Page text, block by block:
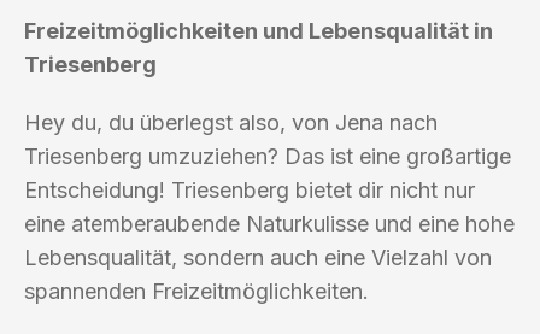
Freizeitmöglichkeiten und Lebensqualität in
Triesenberg
Hey du, du überlegst also, von Jena nach
Triesenberg umzuziehen? Das ist eine großartige
Entscheidung! Triesenberg bietet dir nicht nur
eine atemberaubende Naturkulisse und eine hohe
Lebensqualität, sondern auch eine Vielzahl von
spannenden Freizeitmöglichkeiten.